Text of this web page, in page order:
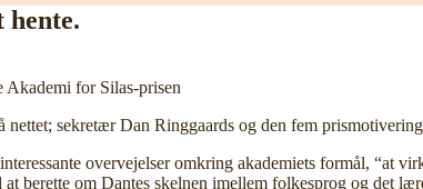
for Silas-prisen
nettet; sekretær Dan Ringgaards og den fem
overvejelser omkring akademiets formål, “at
berette om Dantes skelnen imellem folkesprog og det